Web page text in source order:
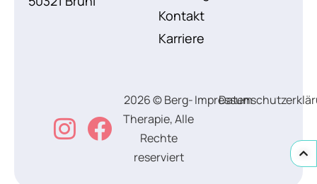
Kontakt
Karriere
2026 © Berg-
Therapie, Alle
Rechte
reserviert
Impressum